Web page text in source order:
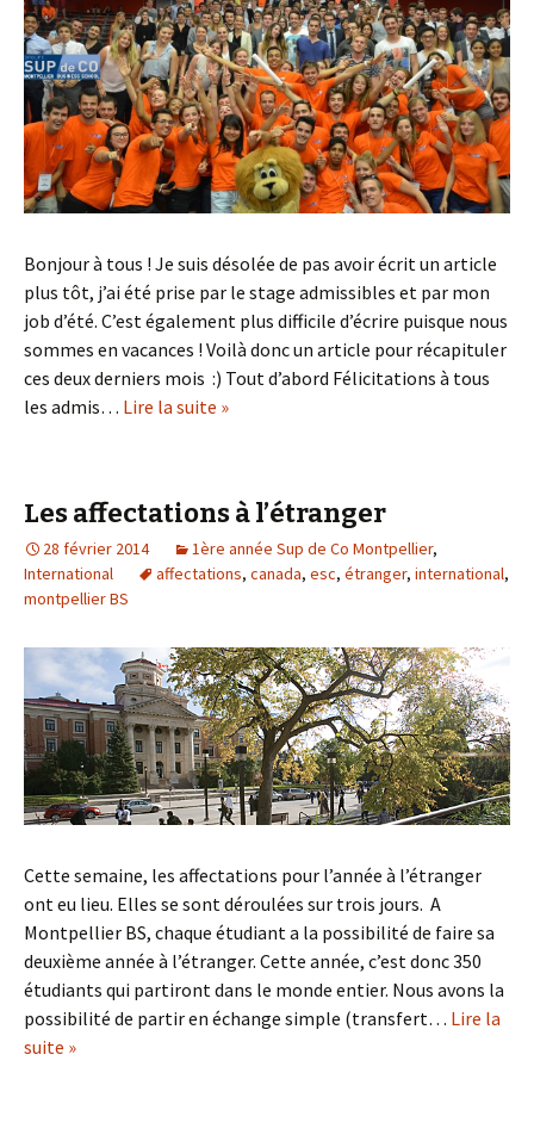
Bonjour à tous ! Je suis désolée de pas avoir écrit un article
plus tôt, j’ai été prise par le stage admissibles et par mon
job d’été. C’est également plus difficile d’écrire puisque nous
sommes en vacances ! Voilà donc un article pour récapituler
ces deux derniers mois :) Tout d’abord Félicitations à tous
les admis… Lire la suite »
Les affectations à l’étranger
28 février 2014 1ère année Sup de Co Montpellier,
International
affectations, canada, esc, étranger, international,
montpellier BS
Cette semaine, les affectations pour l’année à l’étranger
ont eu lieu. Elles se sont déroulées sur trois jours. A
Montpellier BS, chaque étudiant a la possibilité de faire sa
deuxième année à l’étranger. Cette année, c’est donc 350
étudiants qui partiront dans le monde entier. Nous avons la
possibilité de partir en échange simple (transfert… Lire la
suite »